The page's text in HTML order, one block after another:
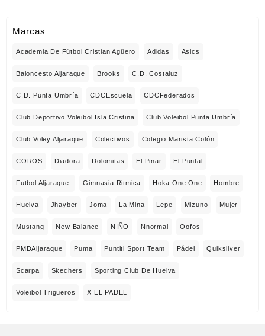
Marcas
Academia De Fútbol Cristian Agüero Adidas Asics
Baloncesto Aljaraque Brooks C.D. Costaluz
C.D. Punta Umbría CDCEscuela CDCFederados
Club Deportivo Voleibol Isla Cristina Club Voleibol Punta Umbría
Club Voley Aljaraque Colectivos Colegio Marista Colón
COROS Diadora Dolomitas El Pinar El Puntal
Futbol Aljaraque. Gimnasia Ritmica Hoka One One Hombre
Huelva Jhayber Joma La Mina Lepe Mizuno Mujer
Mustang New Balance NIÑO Nnormal Oofos
PMDAljaraque Puma Puntiti Sport Team Pádel Quiksilver
Scarpa Skechers Sporting Club De Huelva
Voleibol Trigueros X EL PADEL